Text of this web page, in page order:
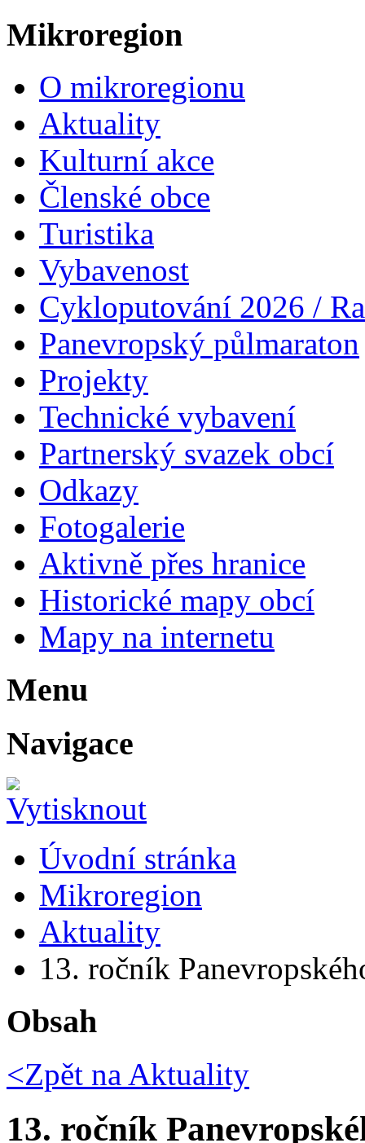
Mikroregion
O mikroregionu
Aktuality
Kulturní akce
Členské obce
Turistika
Vybavenost
Cykloputování 2026 /
Panevropský půlmaraton
Projekty
Technické vybavení
Partnerský svazek obcí
Odkazy
Fotogalerie
Aktivně přes hranice
Historické mapy obcí
Mapy na internetu
Menu
Navigace
Úvodní stránka
Mikroregion
Aktuality
13. ročník
Obsah
<Zpět na Aktuality
13. ročník